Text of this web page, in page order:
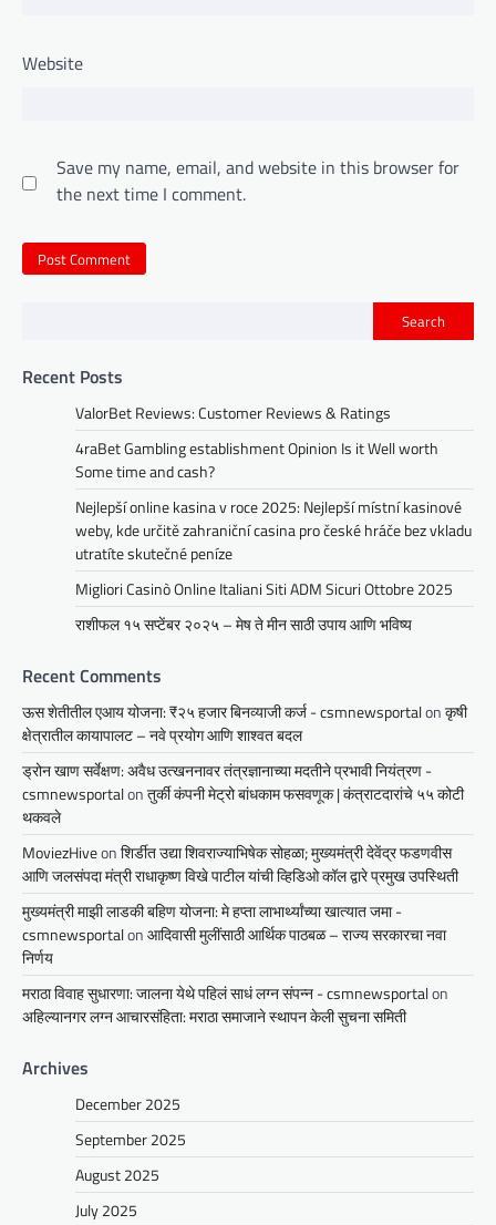
Website
Save my name, email, and website in this browser for
the next time I comment.
Search
Recent Posts
ValorBet Reviews: Customer Reviews & Ratings
4raBet Gambling establishment Opinion Is it Well worth
Some time and cash?
Nejlepší online kasina v roce 2025: Nejlepší místní kasinové
weby, kde určitě zahraniční casina pro české hráče bez vkladu
utratíte skutečné peníze
Migliori Casinò Online Italiani Siti ADM Sicuri Ottobre 2025
राशीफल १५ सप्टेंबर २०२५ – मेष ते मीन साठी उपाय आणि भविष्य
Recent Comments
ऊस शेतीतील एआय योजना: ₹२५ हजार बिनव्याजी कर्ज - csmnewsportalonकृषी
क्षेत्रातील कायापालट – नवे प्रयोग आणि शाश्वत बदल
ड्रोन खाण सर्वेक्षण: अवैध उत्खननावर तंत्रज्ञानाच्या मदतीने प्रभावी नियंत्रण -
csmnewsportalonतुर्की कंपनी मेट्रो बांधकाम फसवणूक | कंत्राटदारांचे ५५ कोटी
थकवले
MoviezHiveonशिर्डीत उद्या शिवराज्याभिषेक सोहळा; मुख्यमंत्री देवेंद्र फडणवीस
आणि जलसंपदा मंत्री राधाकृष्ण विखे पाटील यांची व्हिडिओ कॉल द्वारे प्रमुख उपस्थिती
मुख्यमंत्री माझी लाडकी बहिण योजना: मे हप्ता लाभार्थ्यांच्या खात्यात जमा -
csmnewsportalonआदिवासी मुलींसाठी आर्थिक पाठबळ – राज्य सरकारचा नवा
निर्णय
मराठा विवाह सुधारणा: जालना येथे पहिलं साधं लग्न संपन्न - csmnewsportalon
अहिल्यानगर लग्न आचारसंहिता: मराठा समाजाने स्थापन केली सुचना समिती
Archives
December 2025
September 2025
August 2025
July 2025